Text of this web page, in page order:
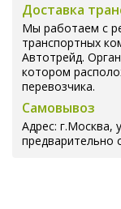
Доставка
Мы работаем с
транспортных
Автотрейд.
котором
перевозчика.
Самовывоз
Адрес: г.Москва,
предварительно